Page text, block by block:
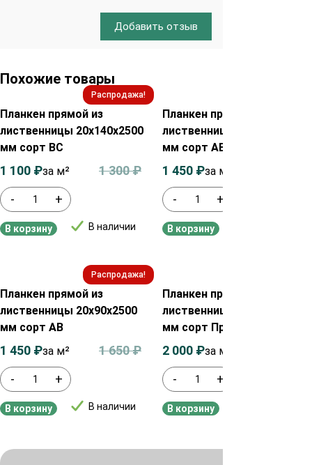
Добавить отзыв
Похожие товары
Распродажа!
Планкен прямой из
лиственницы 20х140х2500
мм сорт ВС
- +
В наличии
1 300₽
1 100 ₽за м²
В корзину
Планкен прямой из
лиственницы 20х140х2000
мм сорт АВ
- +
1 450 ₽за м²
В корзину
Распродажа!
Планкен прямой из
лиственницы 20х90х2500
мм сорт АВ
- +
В наличии
1 650₽
1 450 ₽за м²
В корзину
Планкен прямой из
лиственницы 20х140х2000
мм сорт Прима
- +
2 000 ₽за м²
В корзину